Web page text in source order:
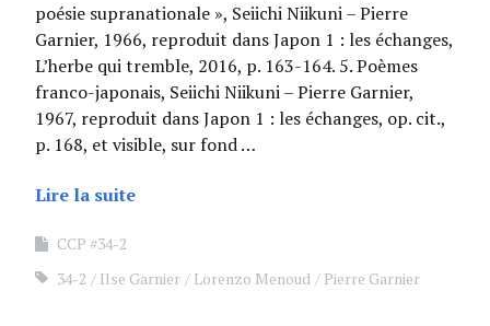
poésie supranationale », Seiichi Niikuni – Pierre
Garnier, 1966, reproduit dans Japon 1 : les échanges,
L’herbe qui tremble, 2016, p. 163-164. 5. Poèmes
franco-japonais, Seiichi Niikuni – Pierre Garnier,
1967, reproduit dans Japon 1 : les échanges, op. cit.,
p. 168, et visible, sur fond …
Lire la suite
CCP #34-2
34-2
Ilse Garnier Lorenzo Menoud Pierre Garnier